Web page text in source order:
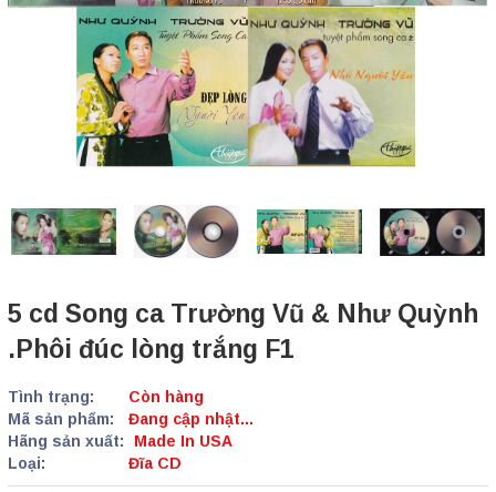
5 cd Song ca Trường Vũ & Như Quỳnh
.Phôi đúc lòng trắng F1
Tình trạng:
Còn hàng
Mã sản phẩm:
Đang cập nhật...
Hãng sản xuất:
Made In USA
Loại:
Đĩa CD